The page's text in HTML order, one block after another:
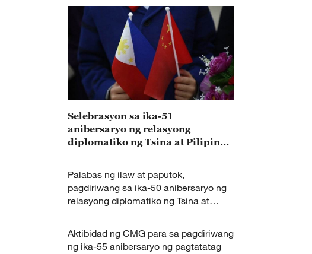
Selebrasyon sa ika-51
anibersaryo ng relasyong
diplomatiko ng Tsina at Pilipinas,
Palabas ng ilaw at paputok,
pagdiriwang sa ika-50 anibersaryo ng
relasyong diplomatiko ng Tsina at
Pilipinas
Aktibidad ng CMG para sa pagdiriwang
ng ika-55 anibersaryo ng pagtatatag